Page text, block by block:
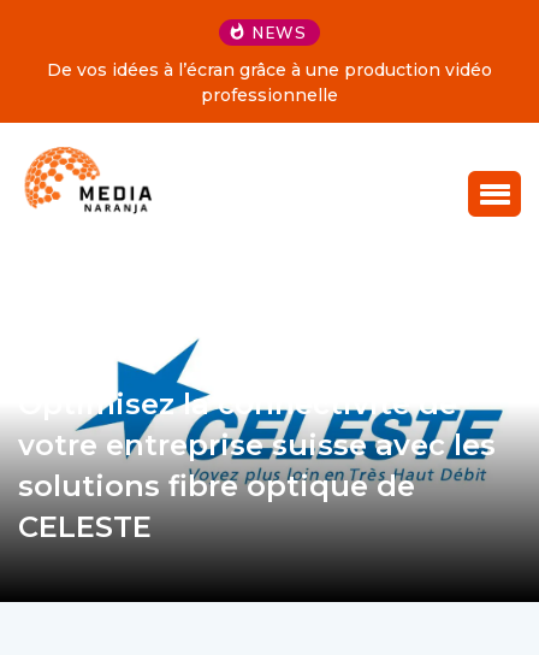
NEWS
De vos idées à l’écran grâce à une production vidéo
professionnelle
Optimisez la connectivité de
votre entreprise suisse avec les
solutions fibre optique de
CELESTE